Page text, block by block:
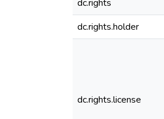
dc.rights
dc.rights.holder
dc.rights.license